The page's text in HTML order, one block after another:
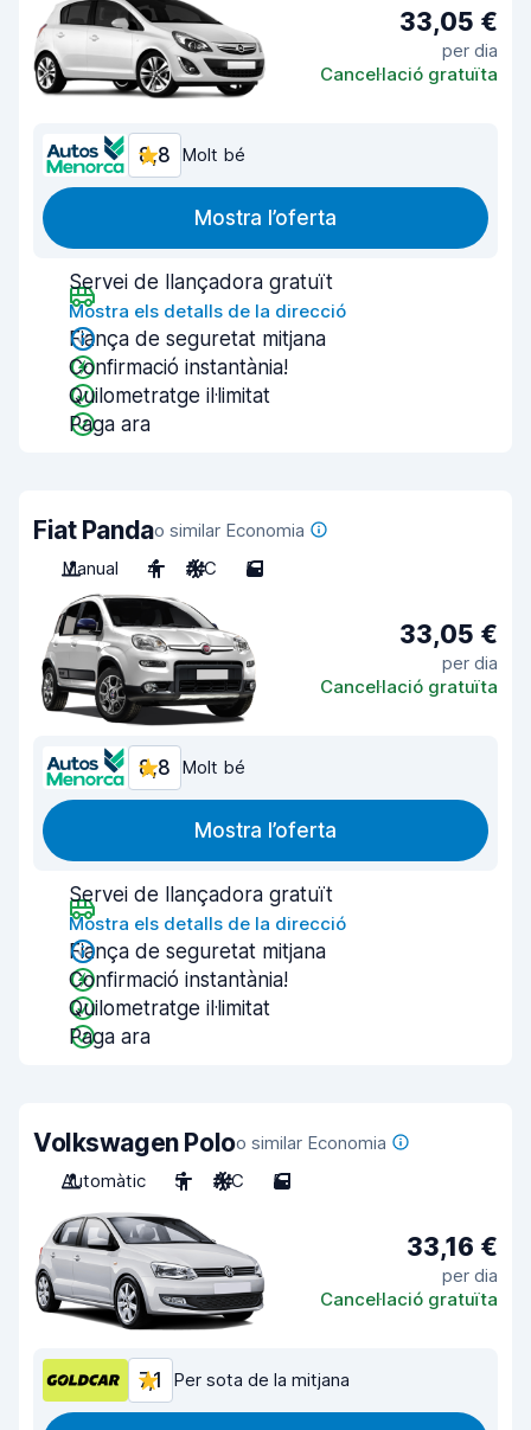
33,05 €
per dia
Cancel·lació gratuïta
8,8 Molt bé
Mostra l’oferta
Servei de llançadora gratuït
Mostra els detalls de la direcció
Fiança de seguretat mitjana
Confirmació instantània!
Quilometratge il·limitat
Paga ara
Fiat Pandao similar Economia
Manual
4 A/C 5
33,05 €
per dia
Cancel·lació gratuïta
8,8 Molt bé
Mostra l’oferta
Servei de llançadora gratuït
Mostra els detalls de la direcció
Fiança de seguretat mitjana
Confirmació instantània!
Quilometratge il·limitat
Paga ara
Volkswagen Poloo similar Economia
Automàtic
5 A/C 5
33,16 €
per dia
Cancel·lació gratuïta
7,1 Per sota de la mitjana